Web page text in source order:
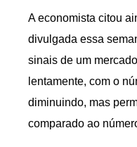
A economista citou
divulgada essa
sinais de um
lentamente, com o
diminuindo, mas
comparado ao